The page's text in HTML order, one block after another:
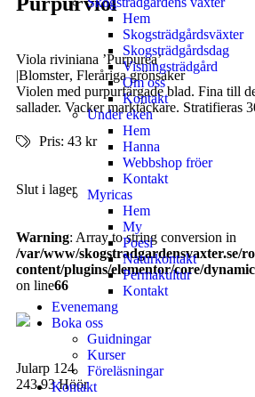
Hem
Skogsträdgårdsväxter
Skogsträdgårdsdag
Visningsträdgård
Om oss
Kontakt
Under eken
Hem
Hanna
Webbshop fröer
Kontakt
Myricas
Hem
My
Poesi
Naturkontakt
Permakultur
Kontakt
Evenemang
Boka oss
Guidningar
Kurser
Föreläsningar
Kontakt
Viola riviniana ’Purpurea’
|Blomster, Fleråriga grönsaker
Violen med purpurfärgade blad. Fina till
sallader. Vacker marktäckare. Stratifieras
Pris: 43 kr
Slut i lager
Warning: Array to string conversion in
/var/www/skogstradgardensvaxter.se/
content/plugins/elementor/core/
on line66
Jularp 124
243 93 Höör